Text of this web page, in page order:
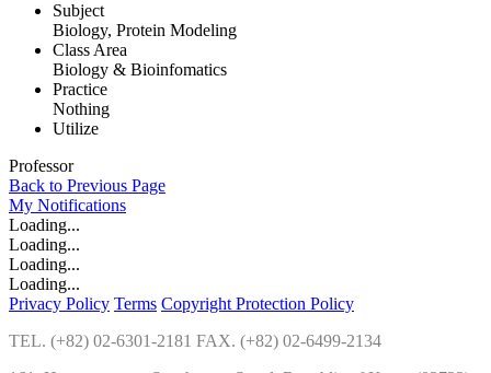
Subject
Biology, Protein Modeling
Class Area
Biology & Bioinfomatics
Practice
Nothing
Utilize
Professor
Back to Previous Page
My Notifications
Loading...
Loading...
Loading...
Loading...
Privacy Policy Terms Copyright Protection Policy
TEL. (+82) 02-6301-2181 FAX. (+82) 02-6499-2134